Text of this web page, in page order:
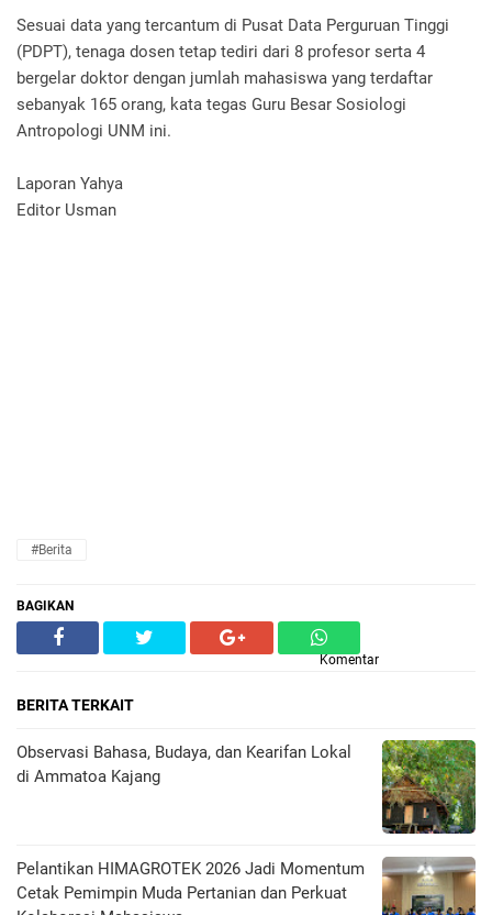
Sesuai data yang tercantum di Pusat Data Perguruan Tinggi
(PDPT), tenaga dosen tetap tediri dari 8 profesor serta 4
bergelar doktor dengan jumlah mahasiswa yang terdaftar
sebanyak 165 orang, kata tegas Guru Besar Sosiologi
Antropologi UNM ini.
Laporan Yahya
Editor Usman
#Berita
BAGIKAN
Komentar
BERITA TERKAIT
Observasi Bahasa, Budaya, dan Kearifan Lokal
di Ammatoa Kajang
Pelantikan HIMAGROTEK 2026 Jadi Momentum
Cetak Pemimpin Muda Pertanian dan Perkuat